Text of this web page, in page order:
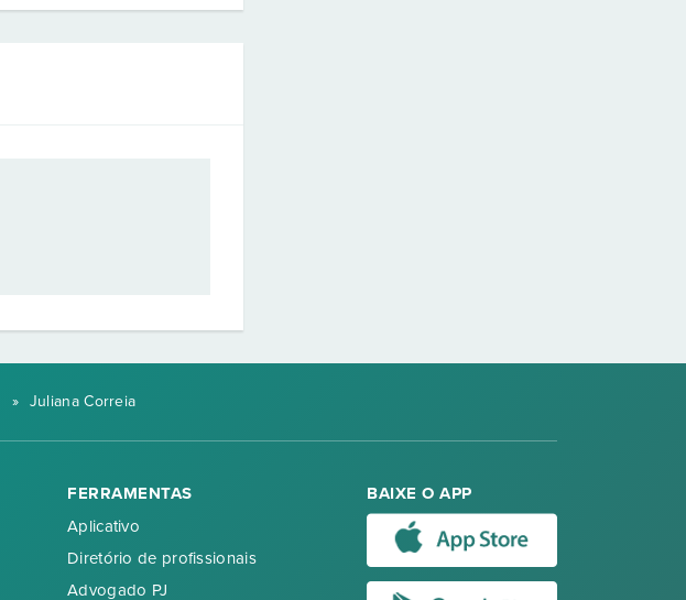
» Juliana Correia
FERRAMENTAS
Aplicativo
Diretório de profissionais
Advogado PJ
BAIXE O APP